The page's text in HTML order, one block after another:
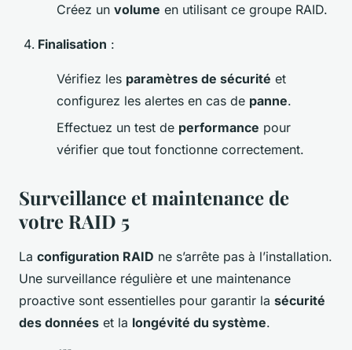
Créez un volume en utilisant ce groupe RAID.
Finalisation :
Vérifiez les paramètres de sécurité et
configurez les alertes en cas de panne.
Effectuez un test de performance pour
vérifier que tout fonctionne correctement.
Surveillance et maintenance de
votre RAID 5
La configuration RAID ne s’arrête pas à l’installation.
Une surveillance régulière et une maintenance
proactive sont essentielles pour garantir la sécurité
des données et la longévité du système.